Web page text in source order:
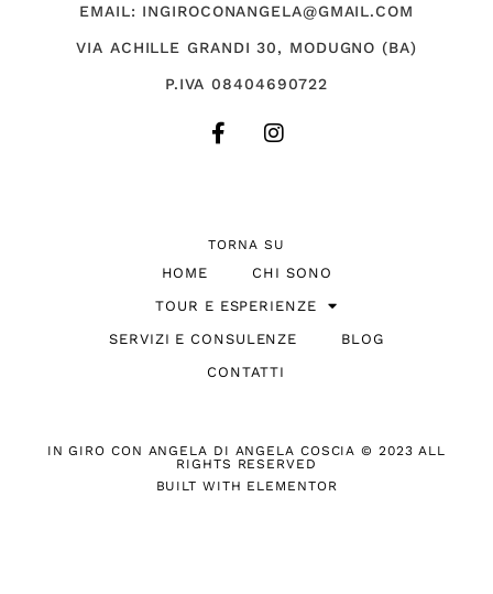
EMAIL: INGIROCONANGELA@GMAIL.COM
VIA ACHILLE GRANDI 30, MODUGNO (BA)
P.IVA 08404690722
TORNA SU
HOME
CHI SONO
TOUR E ESPERIENZE
SERVIZI E CONSULENZE
BLOG
CONTATTI
IN GIRO CON ANGELA DI ANGELA COSCIA © 2023 ALL
RIGHTS RESERVED
BUILT WITH ELEMENTOR